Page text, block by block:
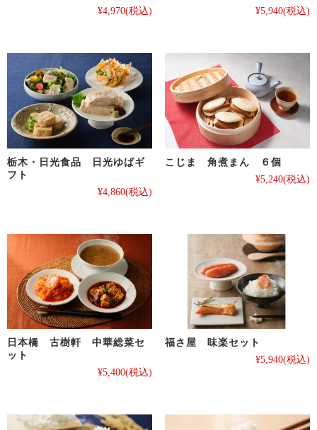
¥4,970(税込)
¥5,940(税込)
栃木・日光食品 日光ゆばギ
フト
¥4,860(税込)
こじま 角煮まん ６個
¥5,240(税込)
日本橋 古樹軒 中華総菜セ
ット
¥5,400(税込)
福さ屋 味楽セット
¥5,940(税込)